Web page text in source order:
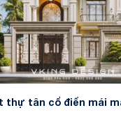
thự tân cổ điển mái